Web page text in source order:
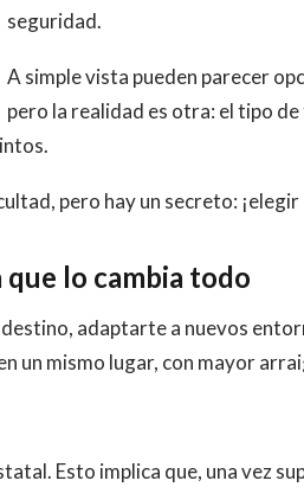
seguridad.
A simple vista pueden parecer
pero la realidad es otra: el tipo
pero hay un secreto:
lo cambia todo
adaptarte a nuevos
un mismo lugar, con mayor
Esto implica que, una vez